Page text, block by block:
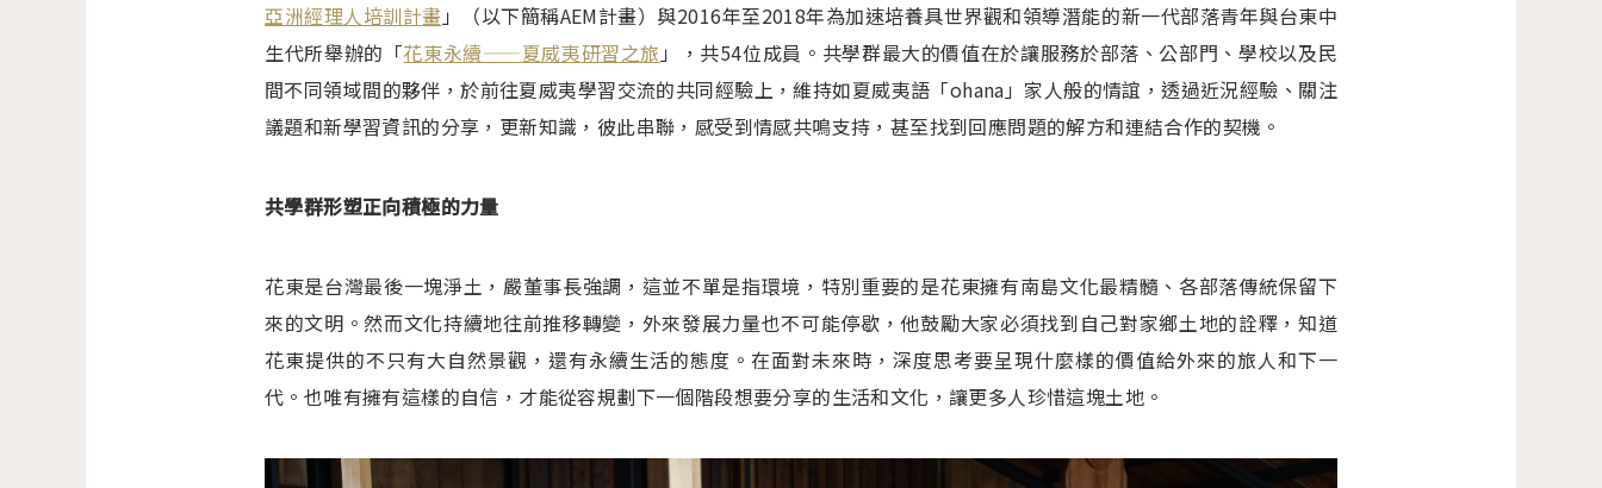
亞洲經理人培訓計畫 」（以下簡稱AEM計畫）與2016年至2018年為加速培養具世界觀和領導潛能的新一代部落青年與台東中
生代所舉辦的「花東永續——夏威夷研習之旅 」，共54位成員。共學群最大的價值在於讓服務於部落、公部門、學校以及民
間不同領域間的夥伴，於前往夏威夷學習交流的共同經驗上，維持如夏威夷語「ohana」家人般的情誼，透過近況經驗、關注
議題和新學習資訊的分享，更新知識，彼此串聯，感受到情感共鳴支持，甚至找到回應問題的解方和連結合作的契機。
共學群形塑正向積極的力量
花東是台灣最後一塊淨土，嚴董事長強調，這並不單是指環境，特別重要的是花東擁有南島文化最精髓、各部落傳統保留下
來的文明。然而文化持續地往前推移轉變，外來發展力量也不可能停歇，他鼓勵大家必須找到自己對家鄉土地的詮釋，知道
花東提供的不只有大自然景觀，還有永續生活的態度。在面對未來時，深度思考要呈現什麼樣的價值給外來的旅人和下一
代。也唯有擁有這樣的自信，才能從容規劃下一個階段想要分享的生活和文化，讓更多人珍惜這塊土地。